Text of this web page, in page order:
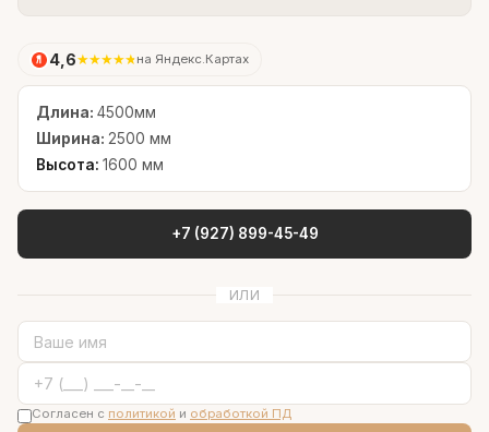
4,6★★★★★ на Яндекс.Картах
Длина: 4500мм
Ширина: 2500 мм
Высота: 1600 мм
+7 (927) 899-45-49
ИЛИ
Согласен с политикой и обработкой ПД